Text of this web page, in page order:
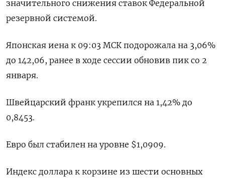
значительного снижения ставок Федеральной
резервной системой.
Японская иена к 09:03 МСК подорожала на 3,06%​
до 142,06, ранее в ходе сессии обновив пик со 2
января.
Швейцарский франк укрепился на 1,42% до
0,8453​.
Евро был стабилен на уровне $1,0909​.
Индекс доллара к корзине из шести основных